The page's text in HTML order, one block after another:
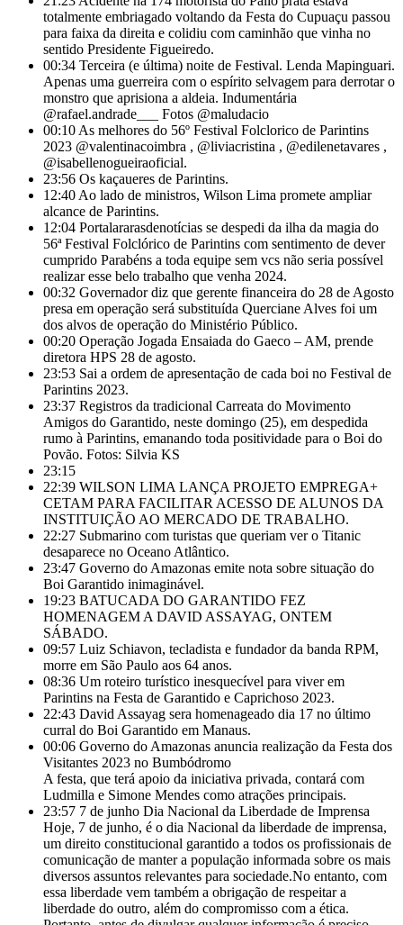
totalmente embriagado voltando da Festa do Cupuaçu passou
para faixa da direita e colidiu com caminhão que vinha no
sentido Presidente Figueiredo.
00:34 Terceira (e última) noite de Festival. Lenda Mapinguari.
Apenas uma guerreira com o espírito selvagem para derrotar o
monstro que aprisiona a aldeia. Indumentária
@rafael.andrade___ Fotos @maludacio
00:10 As melhores do 56º Festival Folclorico de Parintins
2023 @valentinacoimbra , @liviacristina , @edilenetavares ,
@isabellenogueiraoficial.
23:56 Os kaçaueres de Parintins.
12:40 Ao lado de ministros, Wilson Lima promete ampliar
alcance de Parintins.
12:04 Portalararasdenotícias se despedi da ilha da magia do
56ª Festival Folclórico de Parintins com sentimento de dever
cumprido Parabéns a toda equipe sem vcs não seria possível
realizar esse belo trabalho que venha 2024.
00:32 Governador diz que gerente financeira do 28 de Agosto
presa em operação será substituída Querciane Alves foi um
dos alvos de operação do Ministério Público.
00:20 Operação Jogada Ensaiada do Gaeco – AM, prende
diretora HPS 28 de agosto.
23:53 Sai a ordem de apresentação de cada boi no Festival de
Parintins 2023.
23:37 Registros da tradicional Carreata do Movimento
Amigos do Garantido, neste domingo (25), em despedida
rumo à Parintins, emanando toda positividade para o Boi do
Povão. Fotos: Silvia KS
23:15
22:39 WILSON LIMA LANÇA PROJETO EMPREGA+
CETAM PARA FACILITAR ACESSO DE ALUNOS DA
INSTITUIÇÃO AO MERCADO DE TRABALHO.
22:27 Submarino com turistas que queriam ver o Titanic
desaparece no Oceano Atlântico.
23:47 Governo do Amazonas emite nota sobre situação do
Boi Garantido inimaginável.
19:23 BATUCADA DO GARANTIDO FEZ
HOMENAGEM A DAVID ASSAYAG, ONTEM
SÁBADO.
09:57 Luiz Schiavon, tecladista e fundador da banda RPM,
morre em São Paulo aos 64 anos.
08:36 Um roteiro turístico inesquecível para viver em
Parintins na Festa de Garantido e Caprichoso 2023.
22:43 David Assayag sera homenageado dia 17 no último
curral do Boi Garantido em Manaus.
00:06 Governo do Amazonas anuncia realização da Festa dos
Visitantes 2023 no Bumbódromo
A festa, que terá apoio da iniciativa privada, contará com
Ludmilla e Simone Mendes como atrações principais.
23:57 7 de junho Dia Nacional da Liberdade de Imprensa
Hoje, 7 de junho, é o dia Nacional da liberdade de imprensa,
um direito constitucional garantido a todos os profissionais de
comunicação de manter a população informada sobre os mais
diversos assuntos relevantes para sociedade.No entanto, com
essa liberdade vem também a obrigação de respeitar a
liberdade do outro, além do compromisso com a ética.